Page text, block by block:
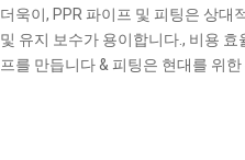
더욱이, PPR 파이프 및 피팅은 상대
및 유지 보수가 용이합니다., 비용
프를 만듭니다 & 피팅은 현대를 위